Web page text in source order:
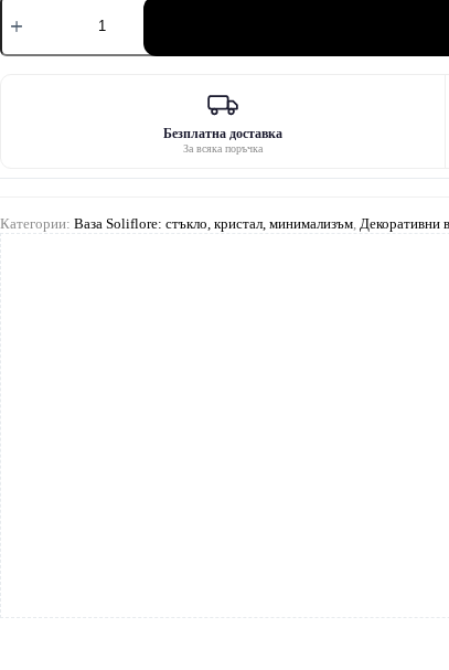
за
китайска
Безплатна доставка
За всяка поръчка
Категории: Ваза Soliflore: стъкло, кристал, минимализъм Декоративни